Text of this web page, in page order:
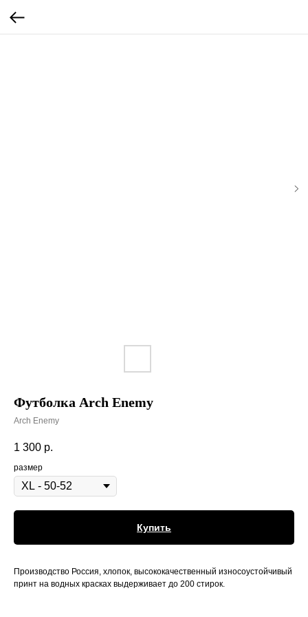
Футболка Arch Enemy
Arch Enemy
1 300 р.
размер
Купить
Производство Россия, хлопок, высококачественный износоустойчивый
принт на водных красках выдерживает до 200 стирок.